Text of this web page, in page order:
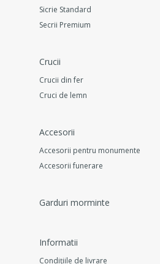
Sicrie Standard
Secrii Premium
Crucii
Crucii din fer
Cruci de lemn
Accesorii
Accesorii pentru monumente
Accesorii funerare
Garduri morminte
Informatii
Condițiile de livrare